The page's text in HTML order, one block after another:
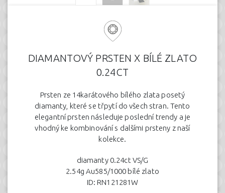
DIAMANTOVÝ PRSTEN X BÍLÉ ZLATO
0.24CT
Prsten ze 14karátového bílého zlata posetý
diamanty, které se třpytí do všech stran. Tento
elegantní prsten následuje poslední trendy a je
vhodný ke kombinování s dalšími prsteny z naší
kolekce.
diamanty 0.24ct VS/G
2.54g Au585/1000 bílé zlato
ID: RN121281W